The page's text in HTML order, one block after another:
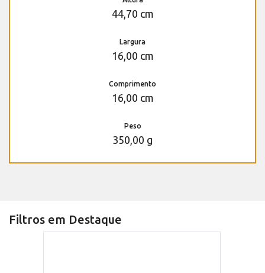
44,70 cm
Largura
16,00 cm
Comprimento
16,00 cm
Peso
350,00 g
Filtros em Destaque